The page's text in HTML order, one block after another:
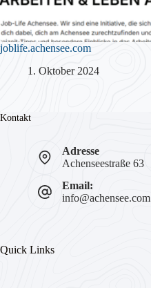
joblife.achensee.com
1. Oktober 2024
Kontakt
Adresse
Achenseestraße 63
Email:
info@achensee.com
Quick Links